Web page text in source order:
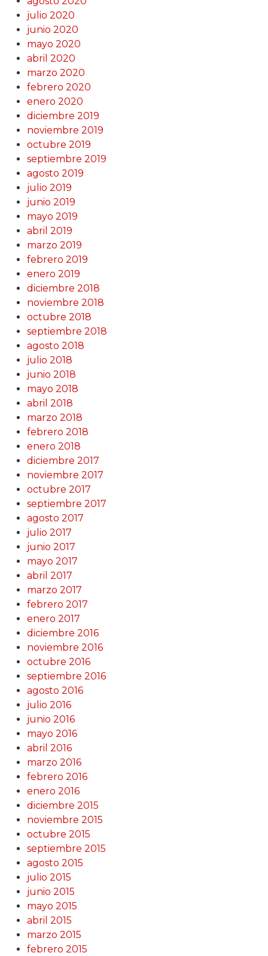
julio 2020
junio 2020
mayo 2020
abril 2020
marzo 2020
febrero 2020
enero 2020
diciembre 2019
noviembre 2019
octubre 2019
septiembre 2019
agosto 2019
julio 2019
junio 2019
mayo 2019
abril 2019
marzo 2019
febrero 2019
enero 2019
diciembre 2018
noviembre 2018
octubre 2018
septiembre 2018
agosto 2018
julio 2018
junio 2018
mayo 2018
abril 2018
marzo 2018
febrero 2018
enero 2018
diciembre 2017
noviembre 2017
octubre 2017
septiembre 2017
agosto 2017
julio 2017
junio 2017
mayo 2017
abril 2017
marzo 2017
febrero 2017
enero 2017
diciembre 2016
noviembre 2016
octubre 2016
septiembre 2016
agosto 2016
julio 2016
junio 2016
mayo 2016
abril 2016
marzo 2016
febrero 2016
enero 2016
diciembre 2015
noviembre 2015
octubre 2015
septiembre 2015
agosto 2015
julio 2015
junio 2015
mayo 2015
abril 2015
marzo 2015
febrero 2015